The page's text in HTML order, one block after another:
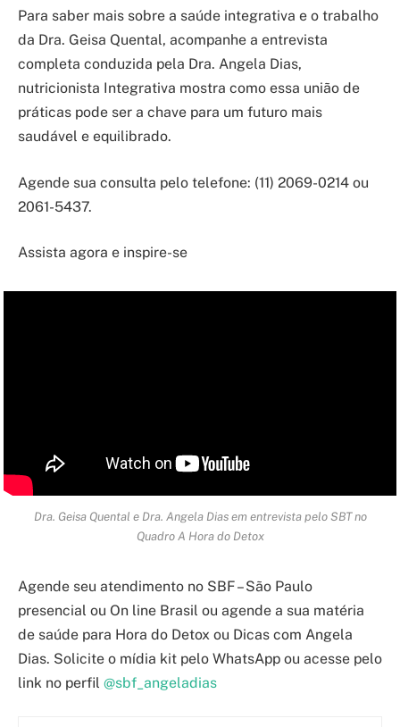
Para saber mais sobre a saúde integrativa e o trabalho
da Dra. Geisa Quental, acompanhe a entrevista
completa conduzida pela Dra. Angela Dias,
nutricionista Integrativa mostra como essa união de
práticas pode ser a chave para um futuro mais
saudável e equilibrado.
Agende sua consulta pelo telefone: (11) 2069-0214 ou
2061-5437.
Assista agora e inspire-se
Dra. Geisa Quental e Dra. Angela Dias em entrevista pelo SBT no
Quadro A Hora do Detox
Agende seu atendimento no SBF – São Paulo
presencial ou On line Brasil ou agende a sua matéria
de saúde para Hora do Detox ou Dicas com Angela
Dias. Solicite o mídia kit pelo WhatsApp ou acesse pelo
link no perfil @sbf_angeladias